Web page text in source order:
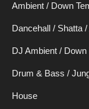
Ambient / Down
Dancehall / Shatta
DJ Ambient / Down
Drum & Bass /
House